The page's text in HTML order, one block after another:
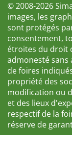
© 2008-2026
images, les
sont protégés
consentement,
étroites du droit
admonesté sans
de foires
propriété des
modification ou
et des lieux
respectif de la
réserve de